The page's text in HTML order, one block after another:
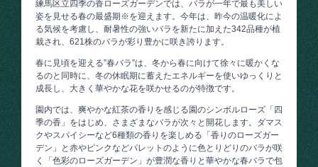
練馬区立四季の香ローズガーデンでは、バラが一年で最も美しい
姿を見せる春の最盛期※を迎えます。今年は、昨今の温暖化によ
る気候を考慮し、耐暑性の強いバラを新たに加えた342品種が植
栽され、621株のバラが彩り豊かに咲き誇ります。
春に見頃を迎える”春バラ”は、冬から春に向けて徐々に暖かくな
るのと同時に、冬の休眠期に蓄えたエネルギーを使いゆっくりと
成長し、大きく華やかな花を咲かせるのが特徴です。
園内では、爽やかな紅茶の香りを感じる園のシンボルローズ「四
季の香」をはじめ、さまざまなバラが次々と開花します。ダマス
クやスパイシーなど6種類の香りを楽しめる「香りのローズガー
デン」と赤やピンクなどパレットのように色とりどりのバラが咲
く「色彩のローズガーデン」が豊潤な香りと華やかな春バラで包